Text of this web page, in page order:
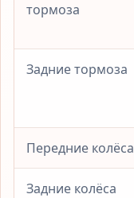
тормоза
Задние тормоза
Передние колёса
Задние колёса